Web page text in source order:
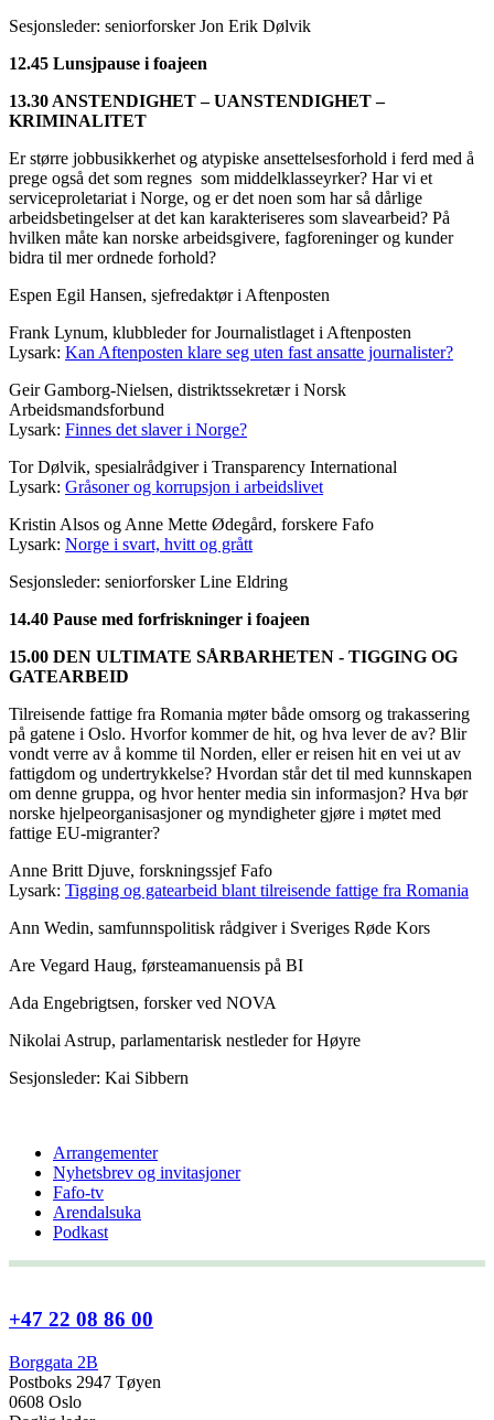
Sesjonsleder: seniorforsker Jon Erik Dølvik
12.45 Lunsjpause i foajeen
13.30 ANSTENDIGHET – UANSTENDIGHET –
KRIMINALITET
Er større jobbusikkerhet og atypiske ansettelsesforhold i ferd med å
prege også det som regnes som middelklasseyrker? Har vi et
serviceproletariat i Norge, og er det noen som har så dårlige
arbeidsbetingelser at det kan karakteriseres som slavearbeid? På
hvilken måte kan norske arbeidsgivere, fagforeninger og kunder
bidra til mer ordnede forhold?
Espen Egil Hansen, sjefredaktør i Aftenposten
Frank Lynum, klubbleder for Journalistlaget i Aftenposten
Lysark: Kan Aftenposten klare seg uten fast ansatte journalister?
Geir Gamborg-Nielsen, distriktssekretær i Norsk
Arbeidsmandsforbund
Lysark: Finnes det slaver i Norge?
Tor Dølvik, spesialrådgiver i Transparency International
Lysark: Gråsoner og korrupsjon i arbeidslivet
Kristin Alsos og Anne Mette Ødegård, forskere Fafo
Lysark: Norge i svart, hvitt og grått
Sesjonsleder: seniorforsker Line Eldring
14.40 Pause med forfriskninger i foajeen
15.00 DEN ULTIMATE SÅRBARHETEN - TIGGING OG
GATEARBEID
Tilreisende fattige fra Romania møter både omsorg og trakassering
på gatene i Oslo. Hvorfor kommer de hit, og hva lever de av? Blir
vondt verre av å komme til Norden, eller er reisen hit en vei ut av
fattigdom og undertrykkelse? Hvordan står det til med kunnskapen
om denne gruppa, og hvor henter media sin informasjon? Hva bør
norske hjelpeorganisasjoner og myndigheter gjøre i møtet med
fattige EU-migranter?
Anne Britt Djuve, forskningssjef Fafo
Lysark: Tigging og gatearbeid blant tilreisende fattige fra Romania
Ann Wedin, samfunnspolitisk rådgiver i Sveriges Røde Kors
Are Vegard Haug, førsteamanuensis på BI
Ada Engebrigtsen, forsker ved NOVA
Nikolai Astrup, parlamentarisk nestleder for Høyre
Sesjonsleder: Kai Sibbern
Arrangementer
Nyhetsbrev og invitasjoner
Fafo-tv
Arendalsuka
Podkast
+47 22 08 86 00
Borggata 2B
Postboks 2947 Tøyen
0608 Oslo